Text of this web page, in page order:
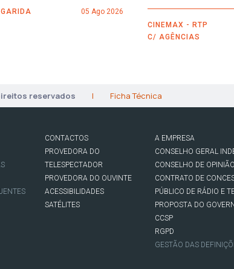
05 Ago 2026
CINEMAX - RTP
C/ AGÊNCIAS
reservados | Ficha Técnica
CONTACTOS
PROVEDORA DO
TELESPECTADOR
PROVEDORA DO OUVINTE
ACESSIBILIDADES
SATÉLITES
A EMPRESA
CONSELHO GERAL
CONSELHO DE OPINIÃO
CONTRATO DE
PÚBLICO DE RÁDIO E
PROPOSTA DO
CCSP
RGPD
GESTÃO DAS